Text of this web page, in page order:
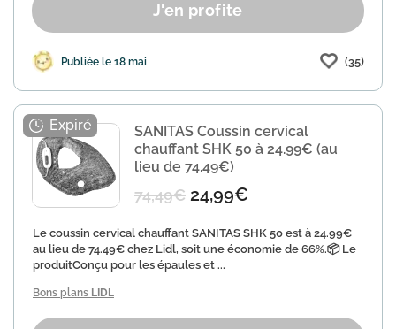
J'en profite
Publiée le 18 mai (35)
SANITAS Coussin cervical
chauffant SHK 50 à 24.99€ (au
lieu de 74.49€)
74,49€ 24,99€
Le coussin cervical chauffant SANITAS SHK 50 est à 24.99€
au lieu de 74.49€ chez Lidl, soit une économie de 66%.📦 Le
produitConçu pour les épaules et ...
Bons plans LIDL